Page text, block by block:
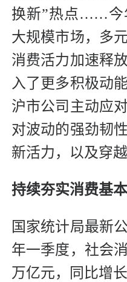
换新”热点……今
大规模市场，多
消费活力加速释
入了更多积极动
沪市公司主动应
对波动的强劲韧
新活力，以及穿
持续夯实消费基
国家统计局最新
年一季度，社会
万亿元，同比增